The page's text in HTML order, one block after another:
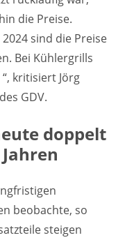
die Preise.
sind die Preise
Bei Kühlergrills
kritisiert Jörg
GDV.
doppelt
beobachte, so
steigen